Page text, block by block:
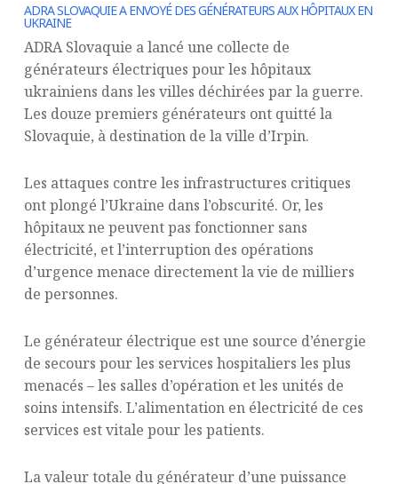
ADRA SLOVAQUIE A ENVOYÉ DES GÉNÉRATEURS AUX HÔPITAUX EN
UKRAINE
ADRA Slovaquie a lancé une collecte de
générateurs électriques pour les hôpitaux
ukrainiens dans les villes déchirées par la guerre.
Les douze premiers générateurs ont quitté la
Slovaquie, à destination de la ville d’Irpin.
Les attaques contre les infrastructures critiques
ont plongé l’Ukraine dans l’obscurité. Or, les
hôpitaux ne peuvent pas fonctionner sans
électricité, et l’interruption des opérations
d’urgence menace directement la vie de milliers
de personnes.
Le générateur électrique est une source d’énergie
de secours pour les services hospitaliers les plus
menacés – les salles d’opération et les unités de
soins intensifs. L’alimentation en électricité de ces
services est vitale pour les patients.
La valeur totale du générateur d’une puissance